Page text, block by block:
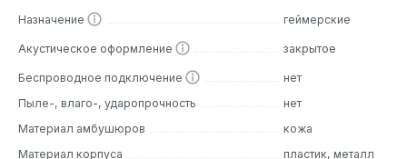
Назначение геймерские
Акустическое оформление закрытое
Беспроводное подключение
нет
Пыле-, влаго-, ударопрочность
нет
Материал амбушюров
кожа
Материал корпуса
пластик, металл